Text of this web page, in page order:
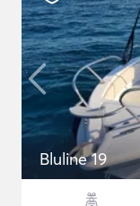
Bluline 19